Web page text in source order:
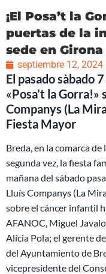
¡El Posa’t la
puertas de la
sede en Girona
septiembre 12, 2024
El pasado sàbado
«Posa’t la Gorra!»
Companys (La
Fiesta Mayor
Breda, en la comarca
segunda vez, la fiesta
mañana del sábado
Lluís Companys (La
sobre el cáncer infantil
AFANOC, Miguel
Alícia Pola; el gerente
del Ayuntamiento de
vicepresidente del